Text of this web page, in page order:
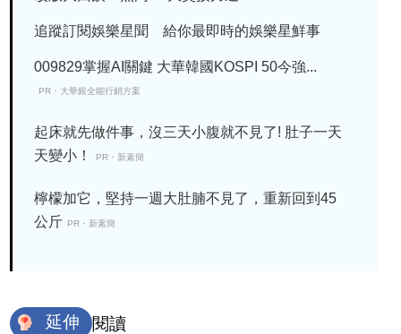
追蹤訂閱娛樂星聞 給你最即時的娛樂星鮮事
009829掌握AI關鍵 大華韓國KOSPI 50今強...
PR・大華銀全能行銷方案
起床就先做件事，沒三天小腹就不見了! 肚子一天
天變小！
PR・新素簡
檸檬加它，堅持一週大肚腩不見了，重新回到45
公斤 PR・新素簡
延伸 閱讀